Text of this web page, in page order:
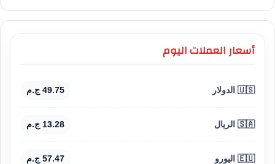
أسعار العملات اليوم
🇺🇸 الدولار 49.75 ج.م
🇸🇦 الريال 13.28 ج.م
🇪🇺 اليورو 57.47 ج.م